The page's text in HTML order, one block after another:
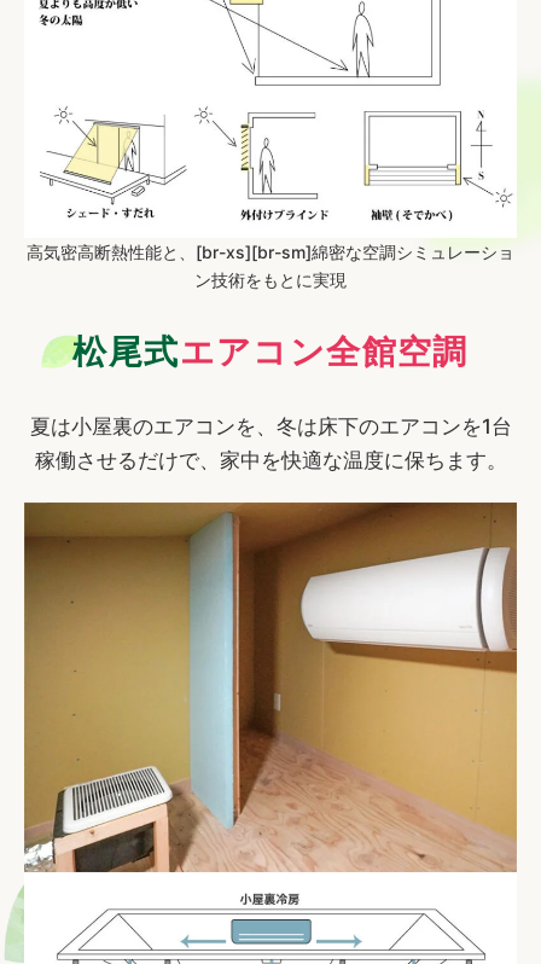
高気密高断熱性能と、[br-xs][br-sm]綿密な空調シミュレーショ
ン技術をもとに実現
松尾式エアコン全館空調
夏は小屋裏のエアコンを、冬は床下のエアコンを1台
稼働させるだけで、家中を快適な温度に保ちます。